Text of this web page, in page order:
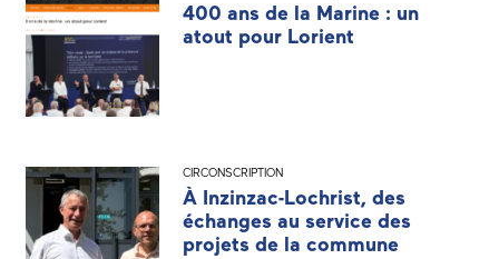
400 ans de la Marine : un
atout pour Lorient
CIRCONSCRIPTION
À Inzinzac-Lochrist, des
échanges au service des
projets de la commune